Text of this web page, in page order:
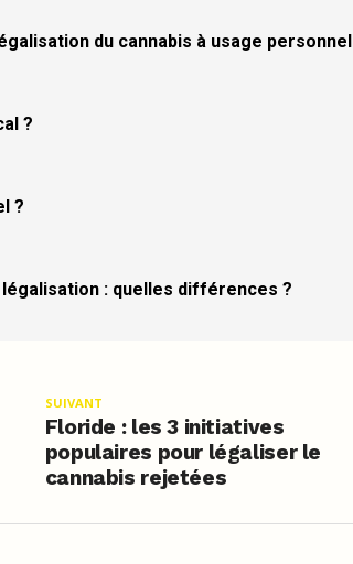
du cannabis à usage personnel
?
?
: quelles différences ?
SUIVANT
Floride : les 3 initiatives
populaires pour légaliser le
cannabis rejetées